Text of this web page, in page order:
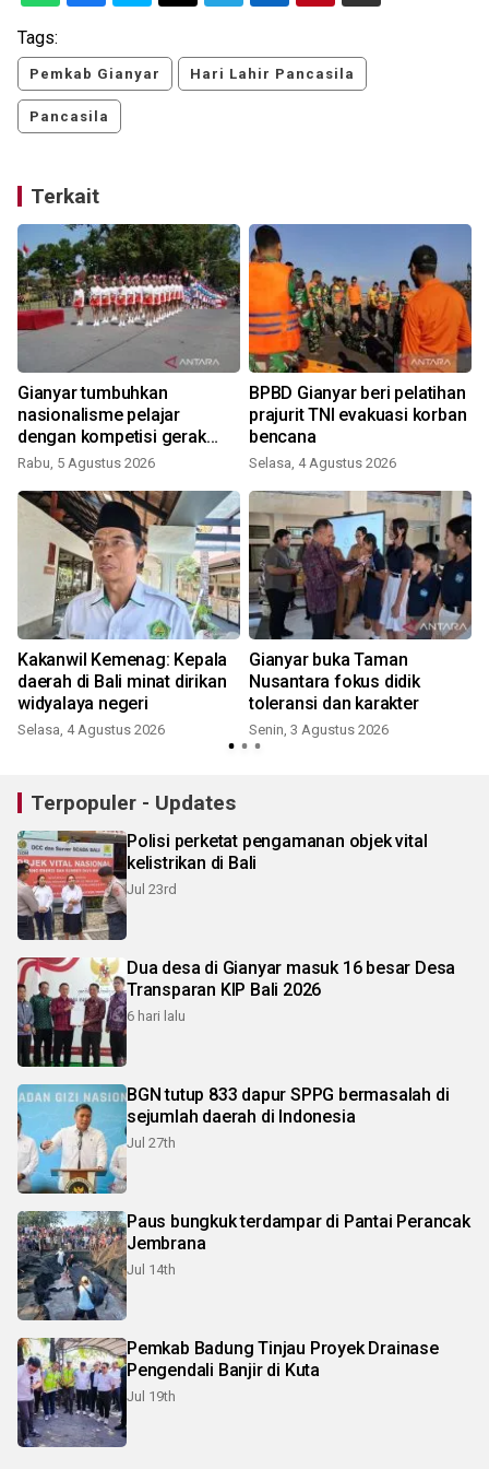
Tags:
Pemkab Gianyar Hari Lahir Pancasila
Pancasila
Terkait
Gianyar tumbuhkan
nasionalisme pelajar
dengan kompetisi gerak
jalan
Rabu, 5 Agustus 2026
BPBD Gianyar beri pelatihan
prajurit TNI evakuasi korban
bencana
Selasa, 4 Agustus 2026
Kakanwil Kemenag: Kepala
daerah di Bali minat dirikan
widyalaya negeri
Selasa, 4 Agustus 2026
Gianyar buka Taman
Nusantara fokus didik
toleransi dan karakter
Senin, 3 Agustus 2026
Terpopuler - Updates
Polisi perketat pengamanan objek vital
kelistrikan di Bali
Jul 23rd
Dua desa di Gianyar masuk 16 besar Desa
Transparan KIP Bali 2026
6 hari lalu
BGN tutup 833 dapur SPPG bermasalah di
sejumlah daerah di Indonesia
Jul 27th
Paus bungkuk terdampar di Pantai Perancak
Jembrana
Jul 14th
Pemkab Badung Tinjau Proyek Drainase
Pengendali Banjir di Kuta
Jul 19th